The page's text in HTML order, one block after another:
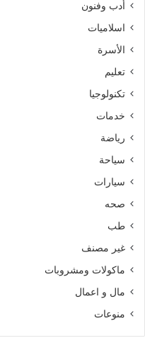
أدب وفنون
اسلاميات
الأسرة
تعليم
تكنولوجيا
خدمات
رياضة
سياحة
سيارات
صحه
طب
غير مصنف
ماكولات ومشروبات
مال و اعمال
منوعات